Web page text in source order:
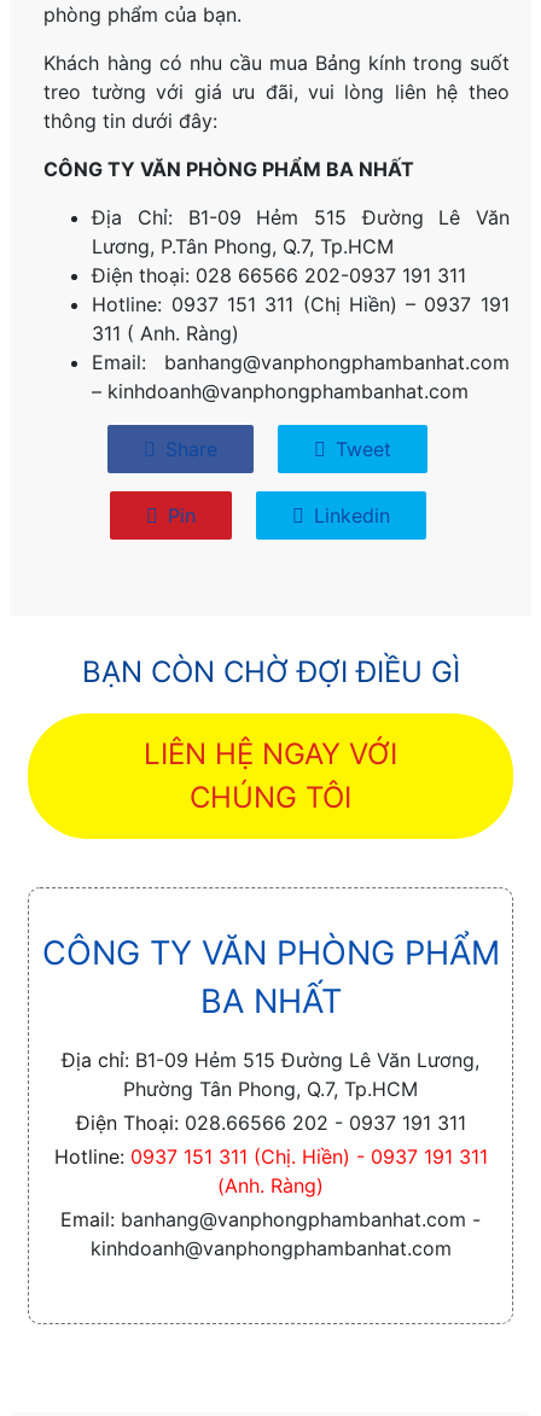
phòng phẩm của bạn.
Khách hàng có nhu cầu mua Bảng kính trong suốt
treo tường với giá ưu đãi, vui lòng liên hệ theo
thông tin dưới đây:
CÔNG TY VĂN PHÒNG PHẨM BA NHẤT
Địa Chỉ: B1-09 Hẻm 515 Đường Lê Văn
Lương, P.Tân Phong, Q.7, Tp.HCM
Điện thoại: 028 66566 202-0937 191 311
Hotline: 0937 151 311 (Chị Hiền) – 0937 191
311 ( Anh. Ràng)
Email: banhang@vanphongphambanhat.com
– kinhdoanh@vanphongphambanhat.com
Share Tweet
Pin Linkedin
BẠN CÒN CHỜ ĐỢI ĐIỀU GÌ
LIÊN HỆ NGAY VỚI
CHÚNG TÔI
CÔNG TY VĂN PHÒNG PHẨM
BA NHẤT
Địa chỉ: B1-09 Hẻm 515 Đường Lê Văn Lương,
Phường Tân Phong, Q.7, Tp.HCM
Điện Thoại: 028.66566 202 - 0937 191 311
Hotline: 0937 151 311 (Chị. Hiền) - 0937 191 311
(Anh. Ràng)
Email: banhang@vanphongphambanhat.com -
kinhdoanh@vanphongphambanhat.com